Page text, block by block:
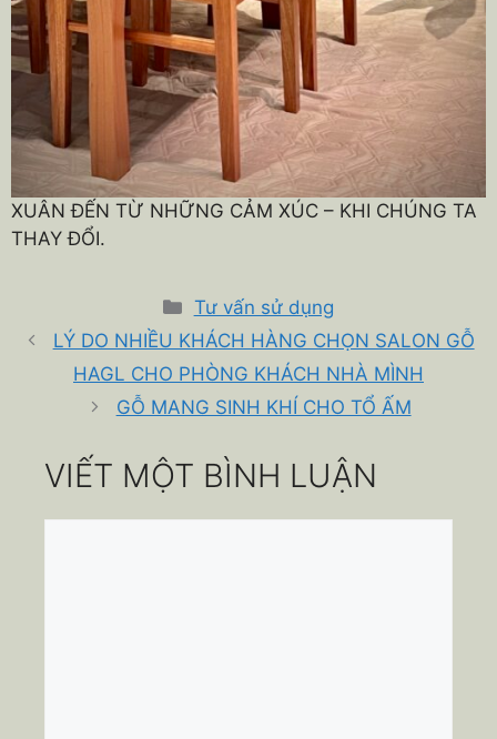
XUÂN ĐẾN TỪ NHỮNG CẢM XÚC – KHI CHÚNG TA
THAY ĐỔI.
Danh
mục
Tư vấn sử dụng
LÝ DO NHIỀU KHÁCH HÀNG CHỌN SALON GỖ
HAGL CHO PHÒNG KHÁCH NHÀ MÌNH
GỖ MANG SINH KHÍ CHO TỔ ẤM
VIẾT MỘT BÌNH LUẬN